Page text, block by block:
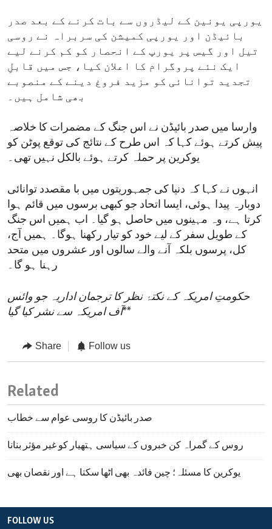
یورپی یونین کے لیڈروں سے بات کرنے کے بعد صدر
بائیڈن اور یورپی کمیشن کی سربراہ نے روسی
تیل اور گیس پر یورپ کے انحصار کو کم کرنے لیے
ایک نئے پروگرام کا اعلان کیا، جس میں قابلِ
تجدید توانائی کو مزید فروغ دینے کے منصوبے
بھی شامل ہیں۔
وارسا میں صدر بائیڈن نے اس جنگ کے مضمرات کا خلاصہ
پیش کرتے ہوئے کہا کہ اس طرح کے نتائج کی توقع پوٹن کو
یوکرین پر حملہ کرتے ہوئے بالکل نہیں تھی۔
انہوں نے کہا کہ دنیا کی جمہوریتوں میں با مقصدد توانائی
دوبارہ پیدا ہوئی، ایسا اتحاد جو کبھی برسوں میں قائم ہوا
کرتا ہے، وہ مہینوں میں حاصل ہو گیا۔ اب ہمیں اس جنگ
کے طویل سفر کے لیے خود کو تیار رکھنا ہوگا۔ ہمیں آج،
کل، پرسوں بلکہ آنے والے سالوں اور عشروں میں متحد
رہنا ہو گا۔
حکومتِ امریکہ کے نکتۂ نظر کا ترجمان اداریہ جو وائس
آف امریکہ سے نشر کیا گیا**
Share Follow us
Related
صدر بائیڈن کا روسی عوام سے خطاب
روس کے گمراہ کن خبروں کے سیاسی ہتھیار کو غیر مؤثر بنانا
یوکرین کا مسئلہ؛ چین فائدہ بھی اٹھا سکتا ہے اور نقصان بھی
FOLLOW US